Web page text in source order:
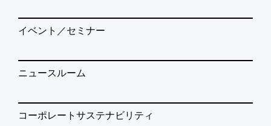
イベント／セミナー
ニュースルーム
コーポレートサステナビリティ